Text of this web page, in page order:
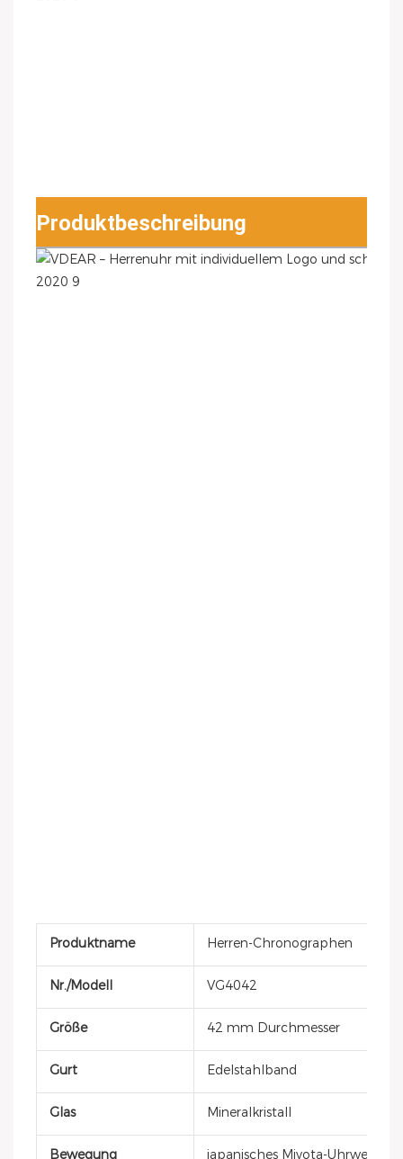
Produktbeschreibung
Produktname Herren-Chronographen
Nr./Modell VG4042
Größe 42 mm Durchmesser
Gurt Edelstahlband
Glas Mineralkristall
Bewegung japanisches Miyota-Uhrwerk